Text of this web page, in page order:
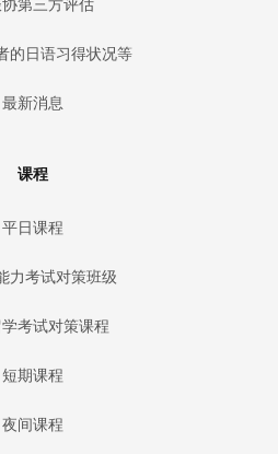
的日语习得状况等
最新消息
课程
平日课程
力考试对策班级
考试对策课程
短期课程
夜间课程